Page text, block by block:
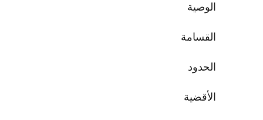
الوصية
القسامة
الحدود
الأقضية